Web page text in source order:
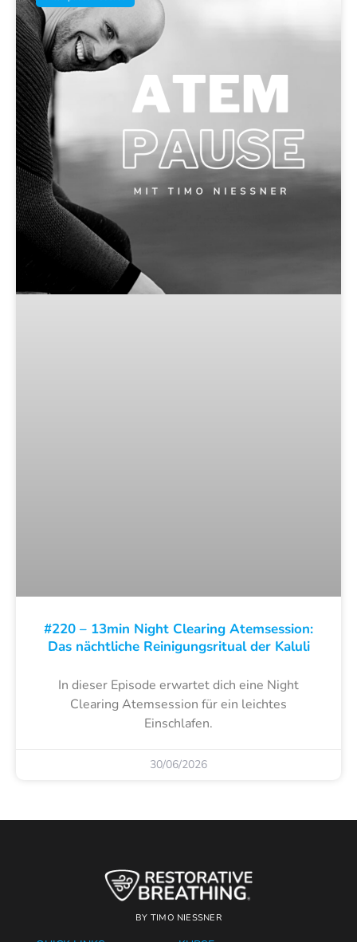
#220 – 13min Night Clearing Atemsession:
Das nächtliche Reinigungsritual der Kaluli
In dieser Episode erwartet dich eine Night
Clearing Atemsession für ein leichtes
Einschlafen.
30/06/2026
BY TIMO NIESSNER